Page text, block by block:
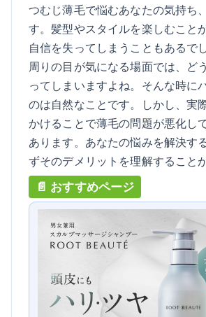
つむじ薄毛で悩むあなたの気持ち
す。髪型やスタイルを楽しむこと
自信を失ってしまうこともあるで
周りの目が気になる場面では、ど
ってしまいますよね。そんな時に
のは自然なことです。しかし、実
かけることで薄毛の問題が悪化し
あります。あなたの悩みを解決す
ずそのデメリットを理解すること